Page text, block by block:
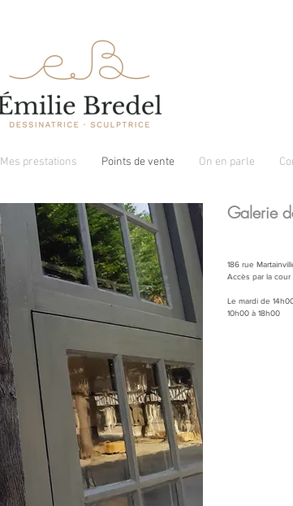
Mes prestations Points de vente On en parle
Galerie
186 rue
Accès par la cour
Le mardi de
10h00 à 18h00